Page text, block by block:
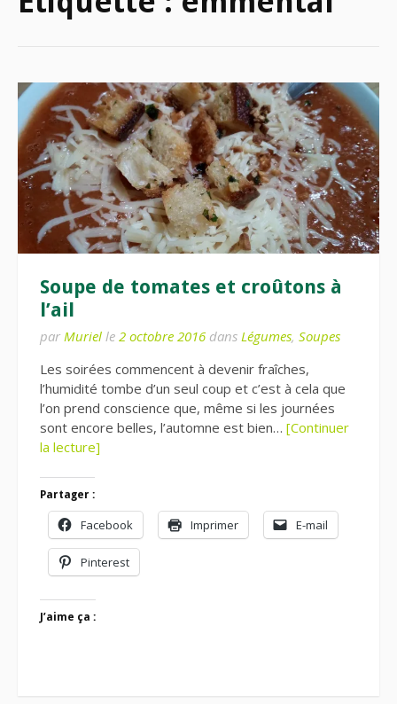
Soupe de tomates et croûtons à
l’ail
par Muriel le 2 octobre 2016 dans Légumes, Soupes
Les soirées commencent à devenir fraîches,
l’humidité tombe d’un seul coup et c’est à cela que
l’on prend conscience que, même si les journées
sont encore belles, l’automne est bien… [Continuer
la lecture]
Partager :
Facebook Imprimer E-mail
Pinterest
J’aime ça :